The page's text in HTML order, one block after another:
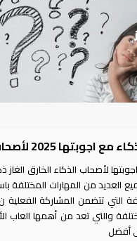
لأصحاب الذكاء الخارق الغاز
العديد من المهارات المختلفة
التي تتضمن المشاركة
والتي تعد من أهمها العاب
أفضل